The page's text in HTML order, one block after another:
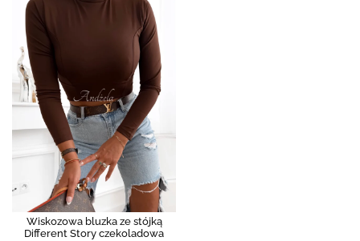
Wiskozowa bluzka ze stójką
Different Story czekoladowa